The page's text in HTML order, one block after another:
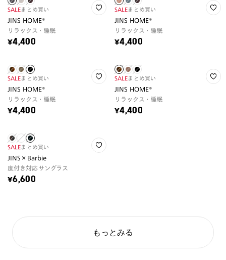
SALEまとめ買い
JINS HOME®
リラックス・睡眠
¥4,400
SALEまとめ買い
JINS HOME®
リラックス・睡眠
¥4,400
SALEまとめ買い
JINS HOME®
リラックス・睡眠
¥4,400
SALEまとめ買い
JINS HOME®
リラックス・睡眠
¥4,400
SALEまとめ買い
JINS×Barbie
度付き対応サングラス
¥6,600
もっとみる